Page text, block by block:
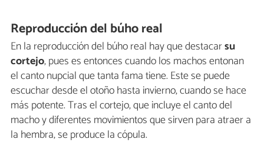
Reproducción del búho real
En la reproducción del búho real hay que destacarsu
cortejo, pues es entonces cuando los machos entonan
el canto nupcial que tanta fama tiene. Este se puede
escuchar desde el otoño hasta invierno, cuando se hace
más potente. Tras el cortejo, que incluye el canto del
macho y diferentes movimientos que sirven para atraer a
la hembra, se produce la cópula.